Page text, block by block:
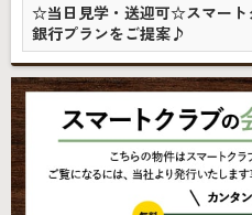
☆当日見学・送迎可☆スマー
銀行プランをご提案♪